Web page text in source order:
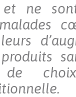
ne
de